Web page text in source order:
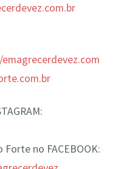
Forte no FACEBOOK: